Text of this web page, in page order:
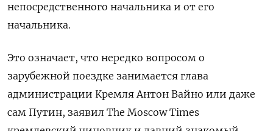
непосредственного начальника и от его
начальника.
Это означает, что нередко вопросом о
зарубежной поездке занимается глава
администрации Кремля Антон Вайно или даже
сам Путин, заявил The Moscow Times